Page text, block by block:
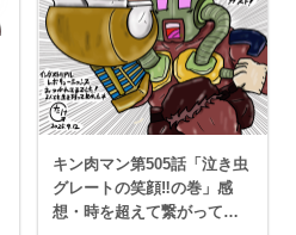
キン肉マン第505話「泣き虫
グレートの笑顔‼︎の巻」感
想・時を超えて繋がってい